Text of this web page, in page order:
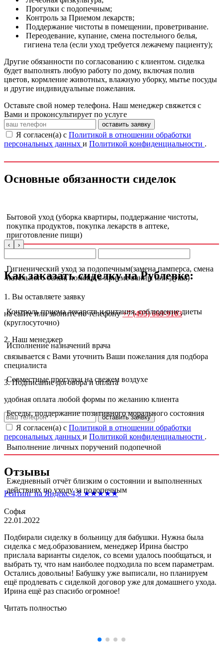
Прогулки с подопечным;
Контроль за Приемом лекарств;
Поддержание чистоты в помещении, проветривание.
Переодевание, купание, смена постельного белья,
гигиена тела (если уход требуется лежачему пациенту);
Другие обязанности по согласованию с клиентом. сиделка
будет выполнять любую работу по дому, включая полив
цветов, кормление животных, влажную уборку, мытье посуды
и другие индивидуальные пожелания.
Оставьте свой номер телефона. Наш менеджер свяжется с
Вами и проконсультирует по услуге
оставить заявку
Я согласен(а) с Политикой в отношении обработки
персональных данных и Политикой конфиденциальности .
Основные обязанности сиделок
Бытовой уход (уборка квартиры, поддержание чистоты,
покупка продуктов, покупка лекарств в аптеке,
приготовление пищи)
Гигиенический уход за подопечным(замена памперса, смена
нательного белья, помощь в приеме ванны или душа)
Контроль приема лекарств и питания, соблюдение диеты
Исполнение назначений врача
Совместные прогулки на свежем воздухе
Беседы, поддержание позитивного морального состояния
Выполнение личных поручений подопечной
Ежедневный отчёт близким о состоянии и выполненных
действиях по уходу за подопечным
‹ ›
Как заказать сиделку на Рублевке:
1. Вы оставляете заявку
на сайте или звоните по телефону+7 (495) 669-9103
(круглосуточно)
2. Наш менеджер
связывается с Вами уточнить Ваши пожелания для подбора
специалиста
3. Подписание договора и оплата
удобная оплата любой формы по желанию клиента
оставить заявку
Я согласен(а) с Политикой в отношении обработки
персональных данных и Политикой конфиденциальности .
Отзывы
Рейтинг на Яндекс 4,8 ★★★★★
Софья
22.01.2022
Подбирали сиделку в больницу для бабушки. Нужна была
сиделка с мед.образованием, менеджер Ирина быстро
прислала варианты сиделок, со всеми удалось пообщаться, и
выбрать ту, что нам наиболее подходила по всем параметрам.
Остались довольны! Бабушку уже выписали, но планируем
ещё продлевать с сиделкой договор уже для домашнего ухода.
Ирина ещё раз спасибо огромное!
Читать полностью